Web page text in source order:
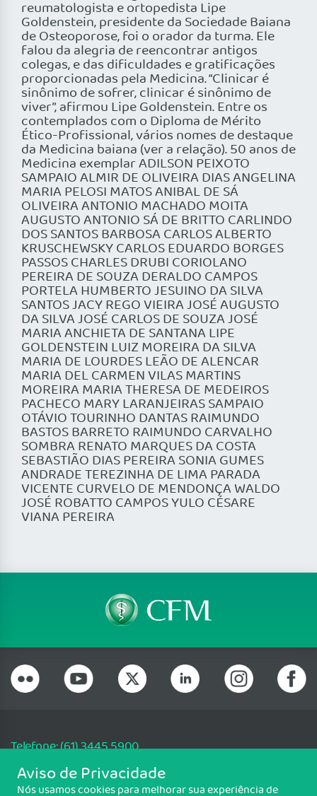
reumatologista e ortopedista Lipe
Goldenstein, presidente da Sociedade Baiana
de Osteoporose, foi o orador da turma. Ele
falou da alegria de reencontrar antigos
colegas, e das dificuldades e gratificações
proporcionadas pela Medicina. “Clinicar é
sinônimo de sofrer, clinicar é sinônimo de
viver”, afirmou Lipe Goldenstein. Entre os
contemplados com o Diploma de Mérito
Ético-Profissional, vários nomes de destaque
da Medicina baiana (ver a relação). 50 anos de
Medicina exemplar ADILSON PEIXOTO
SAMPAIO ALMIR DE OLIVEIRA DIAS ANGELINA
MARIA PELOSI MATOS ANIBAL DE SÁ
OLIVEIRA ANTONIO MACHADO MOITA
AUGUSTO ANTONIO SÁ DE BRITTO CARLINDO
DOS SANTOS BARBOSA CARLOS ALBERTO
KRUSCHEWSKY CARLOS EDUARDO BORGES
PASSOS CHARLES DRUBI CORIOLANO
PEREIRA DE SOUZA DERALDO CAMPOS
PORTELA HUMBERTO JESUINO DA SILVA
SANTOS JACY REGO VIEIRA JOSÉ AUGUSTO
DA SILVA JOSÉ CARLOS DE SOUZA JOSÉ
MARIA ANCHIETA DE SANTANA LIPE
GOLDENSTEIN LUIZ MOREIRA DA SILVA
MARIA DE LOURDES LEÃO DE ALENCAR
MARIA DEL CARMEN VILAS MARTINS
MOREIRA MARIA THERESA DE MEDEIROS
PACHECO MARY LARANJEIRAS SAMPAIO
OTÁVIO TOURINHO DANTAS RAIMUNDO
BASTOS BARRETO RAIMUNDO CARVALHO
SOMBRA RENATO MARQUES DA COSTA
SEBASTIÃO DIAS PEREIRA SONIA GUMES
ANDRADE TEREZINHA DE LIMA PARADA
VICENTE CURVELO DE MENDONÇA WALDO
JOSÉ ROBATTO CAMPOS YULO CÉSARE
VIANA PEREIRA
Telefone: (61) 3445 5900
Email: cfm@portalmedico.org.br
SGAS 616, Conjunto D, Lote 115, L2 Sul, Brasília/DF - CEP: 70200-760 -
Aviso de Privacidade
Nós usamos cookies para melhorar sua experiência de